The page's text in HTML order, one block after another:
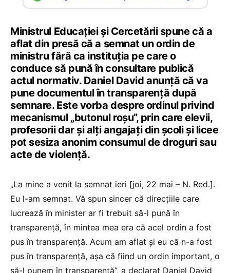
Ministrul Educației și Cercetării spune că a
aflat din presă că a semnat un ordin de
ministru fără ca instituția pe care o
conduce să pună în consultare publică
actul normativ. Daniel David anunță că va
pune documentul în transparență după
semnare. Este vorba despre ordinul privind
mecanismul „butonul roșu”, prin care elevii,
profesorii dar și alți angajați din școli și licee
pot sesiza anonim consumul de droguri sau
acte de violență.
„La mine a venit la semnat ieri [joi, 22 mai – N. Red.].
Eu l-am semnat. Vă spun sincer că direcțiile care
lucrează în minister ar fi trebuit să-l pună în
transparență, în mintea mea era că acel ordin a fost
pus în transparență. Acum am aflat și eu că n-a fost
pus în transparență, așa că fiind un ordin important, o
să-l punem în transparență”, a declarat Daniel David